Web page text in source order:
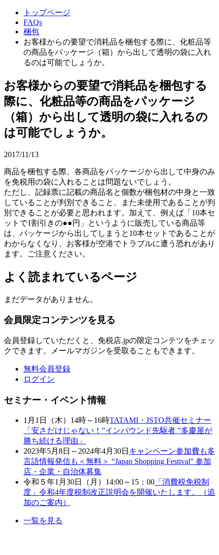
トップページ
FAQs
梱包
お客様からの要望で消耗品を梱包する際に、化粧品等
の商品をパッケージ（箱）から出して透明の袋に入れ
るのは可能でしょうか。
お客様からの要望で消耗品を梱包する
際に、化粧品等の商品をパッケージ
（箱）から出して透明の袋に入れるの
は可能でしょうか。
2017/11/13
商品を梱包する際、各商品をパッケージから出して中身のみ
を免税用の袋に入れることは問題ないでしょう。
ただし、記録票に記載の商品名と個数が梱包材の中身と一致
していることが判別できること、また未使用であることが判
別できることが必要と思われます。加えて、例えば「10本セ
ットで1割引きの●●円」というように販売している商品等
は、パッケージから出してしまうと10本セットであることが
わからなくなり、お客様が空港でトラブルに遭う恐れがあり
ます。ご注意ください。
よく読まれているページ
まだデータがありません。
会員限定コンテンツを見る
会員登録していただくと、免税店.jpの限定コンテツをチェッ
クできます。メールマガジンを受取ることもできます。
無料会員登録
ログイン
セミナー・イベント情報
1月1日（木）14時～16時TATAMI・JSTO共催セミナー
「安さだけじゃない！”インバウンド先駆者 ”多慶屋が
勝ち続ける理由」
2023年5月8日～2024年4月30日 キャンペーン参加費も多
言語情報発信も＜無料＞ “Japan Shopping Festival” 参加
店・企業・自治体募集
令和５年1月30日（月）14:00～15：00 「消費税免税制
度」令和4年度税制改正説明会を開催いたします。（追
加のご案内）
一覧を見る